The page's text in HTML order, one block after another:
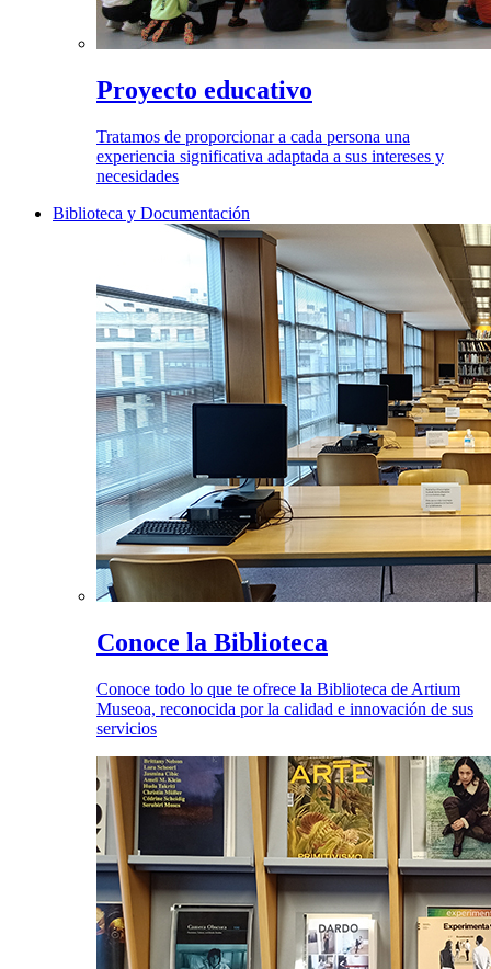
Proyecto educativo
Tratamos de proporcionar a cada persona una
experiencia significativa adaptada a sus intereses y
necesidades
Biblioteca y Documentación
Conoce la Biblioteca
Conoce todo lo que te ofrece la Biblioteca de Artium
Museoa, reconocida por la calidad e innovación de sus
servicios